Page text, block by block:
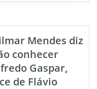
Mendes diz
conhecer
Gaspar,
de Flávio